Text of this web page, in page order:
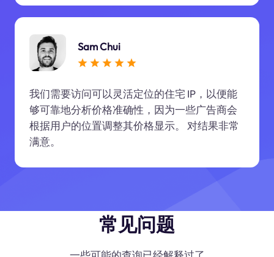
Sam Chui
我们需要访问可以灵活定位的住宅 IP，以便能
够可靠地分析价格准确性，因为一些广告商会
根据用户的位置调整其价格显示。 对结果非常
满意。
常见问题